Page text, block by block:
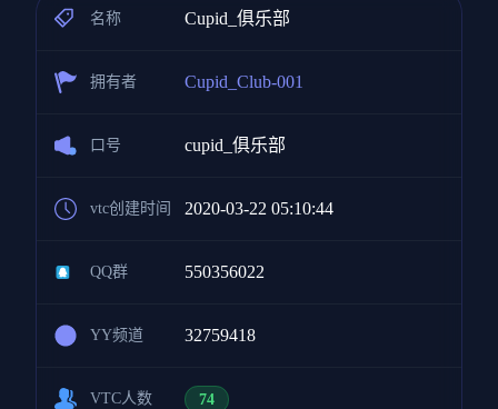
名称 Cupid_俱乐部
拥有者 Cupid_Club-001
口号 cupid_俱乐部
vtc创建时间 2020-03-22 05:10:44
QQ群 550356022
YY频道 32759418
VTC人数 74